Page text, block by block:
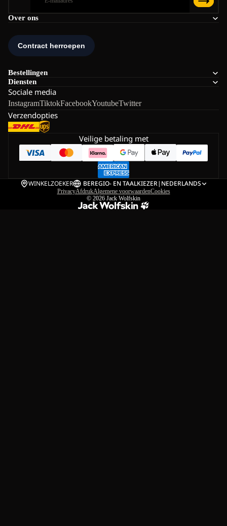
Over ons
Bestellingen
Diensten
Sociale media
InstagramTiktokFacebookYoutubeTwitter
Verzendopties
Veilige betaling met
WINKELZOEKER BEREGIO- EN TAALKIEZER| NEDERLANDS
PrivacyAfdrukAlgemene voorwaardenCookies
© 2026 Jack Wolfskin